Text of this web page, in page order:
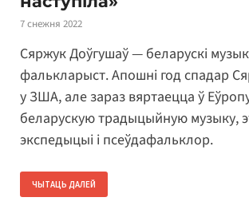
7 снежня 2022
Сяржук Доўгушаў — беларускі
фалькларыст. Апошні год спадар
у ЗША, але зараз вяртаецца ў
беларускую традыцыйную музыку,
экспедыцыі і псеўдафальклор.
ЧЫТАЦЬ ДАЛЕЙ